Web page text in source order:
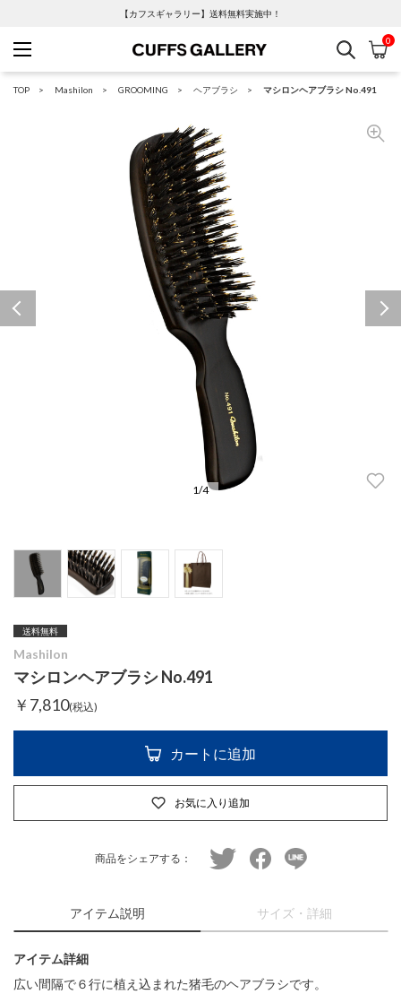
【カフスギャラリー】送料無料実施中！
Cuffs Gallery
検索 カ
0
TOP Mashilon GROOMING ヘアブラシ マシロンヘアブラシ No.491
1/4
送料無料
Mashilon
マシロンヘアブラシ No.491
￥7,810(税込)
カートに追加
お気に入り追加
商品をシェアする： twitter facebookline
アイテム説明 サイズ・詳細
アイテム詳細
広い間隔で６行に植え込まれた猪毛のヘアブラシです。